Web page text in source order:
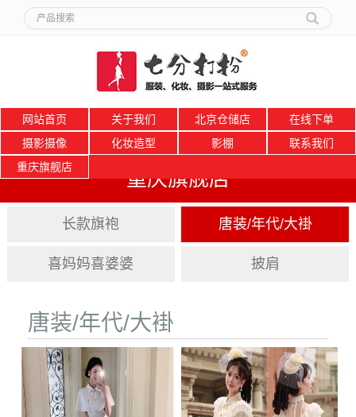
网站首页 关于我们 北京仓储店
在线下单
摄影摄像
化妆造型 影棚
联系我们
重庆旗舰店
重庆旗舰店
长款旗袍 唐装/年代/大褂
喜妈妈喜婆婆 披肩
唐装/年代/大褂